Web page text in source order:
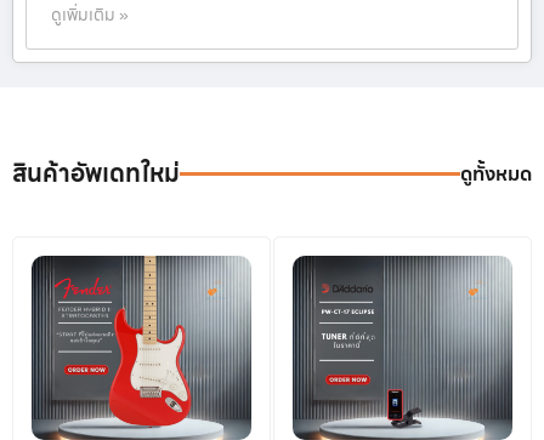
ดูเพิ่มเติม »
สินค้าอัพเดทใหม่ ดูทั้งหมด